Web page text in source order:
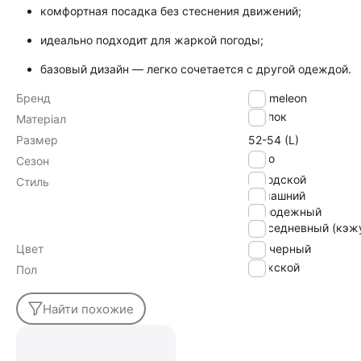
комфортная посадка без стеснения движений;
идеально подходит для жаркой погоды;
базовый дизайн — легко сочетается с другой одеждой.
Бренд
Chameleon
Матеріал
хлопок
Размер
52-54 (L)
Сезон
Лето
Стиль
городской
домашний
молодежный
повседневный
Цвет
черный
Пол
Мужской
Найти похожие